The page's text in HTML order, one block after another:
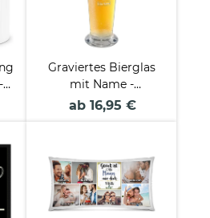
Graviertes Bierglas
mit Name -
Maßeinheit - 500 ml
ab 16,95 €